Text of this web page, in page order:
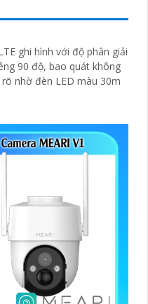
ghi hình với độ phân giải
90 độ, bao quát không